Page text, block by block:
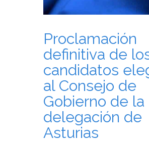
Proclamación
definitiva de
candidatos
al Consejo de
Gobierno de la
delegación de
Asturias